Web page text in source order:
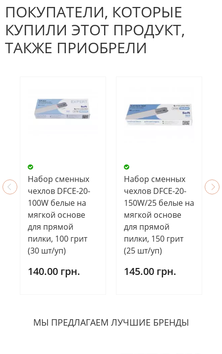
отзыв.
ПОКУПАТЕЛИ, КОТОРЫЕ
КУПИЛИ ЭТОТ ПРОДУКТ,
ТАКЖЕ ПРИОБРЕЛИ
Набор сменных
чехлов DFCE-20-
100W белые на
мягкой основе
для прямой
пилки, 100 грит
(30 шт/уп)
140.00 грн.
Набор сменных
чехлов DFCE-20-
150W/25 белые на
мягкой основе
для прямой
пилки, 150 грит
(25 шт/уп)
145.00 грн.
МЫ ПРЕДЛАГАЕМ ЛУЧШИЕ БРЕНДЫ